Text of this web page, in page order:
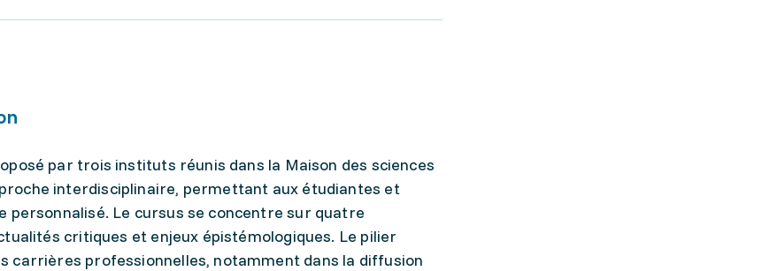
par trois instituts réunis dans la Maison des sciences
interdisciplinaire, permettant aux étudiantes et
personnalisé. Le cursus se concentre sur quatre
critiques et enjeux épistémologiques. Le pilier
carrières professionnelles, notamment dans la diffusion